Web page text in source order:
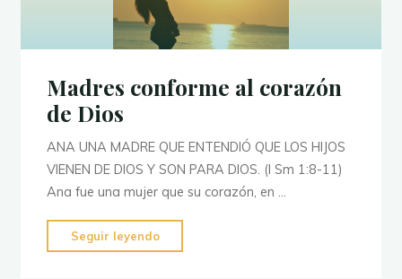
“y
no
nos
en
Madres conforme al corazón
de Dios
ANA UNA MADRE QUE ENTENDIÓ QUE LOS HIJOS
VIENEN DE DIOS Y SON PARA DIOS. (I Sm 1:8-11)
Ana fue una mujer que su corazón, en …
Seguir leyendo